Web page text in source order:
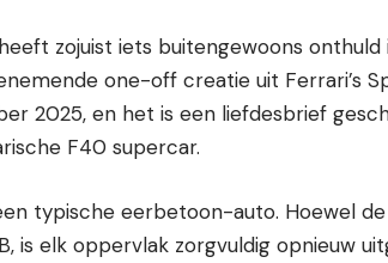
zojuist iets buitengewoons onthuld
one-off creatie uit Ferrari’s
2025, en het is een liefdesbrief
F40 supercar.
typische eerbetoon-auto. Hoewel
is elk oppervlak zorgvuldig opnieuw